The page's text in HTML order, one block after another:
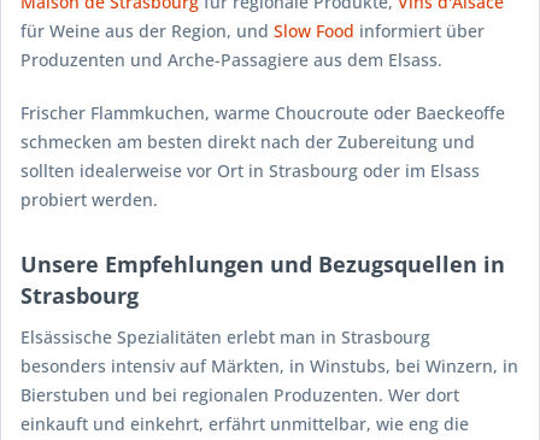
für Weine aus der Region, und Slow Food informiert über
Produzenten und Arche-Passagiere aus dem Elsass.
Frischer Flammkuchen, warme Choucroute oder Baeckeoffe
schmecken am besten direkt nach der Zubereitung und
sollten idealerweise vor Ort in Strasbourg oder im Elsass
probiert werden.
Unsere Empfehlungen und Bezugsquellen in
Strasbourg
Elsässische Spezialitäten erlebt man in Strasbourg
besonders intensiv auf Märkten, in Winstubs, bei Winzern, in
Bierstuben und bei regionalen Produzenten. Wer dort
einkauft und einkehrt, erfährt unmittelbar, wie eng die